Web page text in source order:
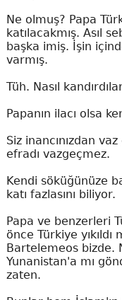
Ne olmuş? Papa
katılacakmış. Asıl
başka imiş. İşin
varmış.
Tüh. Nasıl
Papanın ilacı olsa
Siz inancınızdan
efradı vazgeçmez.
Kendi söküğünüze
katı fazlasını biliyor.
Papa ve benzerleri
önce Türkiye
Bartelemeos bizde.
Yunanistan'a mı
zaten.